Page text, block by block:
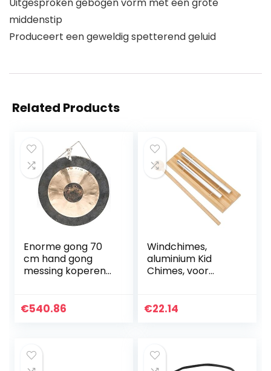
middenstip
Produceert een geweldig spetterend geluid
Related Products
Enorme gong 70
cm hand gong
messing koperen
ronde spel hamer
€540.86
Windchimes,
aluminium Kid
Chimes, voor
onderwijs voor
€22.14